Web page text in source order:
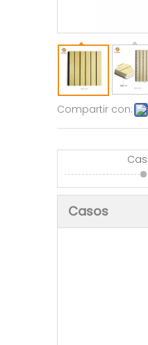
Compartir con:
Casos